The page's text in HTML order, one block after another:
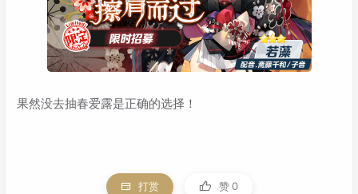
果然没去抽春爱露是正确的选择！
打赏 赞 0